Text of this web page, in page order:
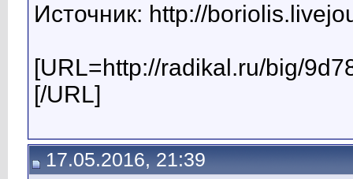
Источник: http://
[URL=http://radikal.ru/big/
[/URL]
17.05.2016, 21:39